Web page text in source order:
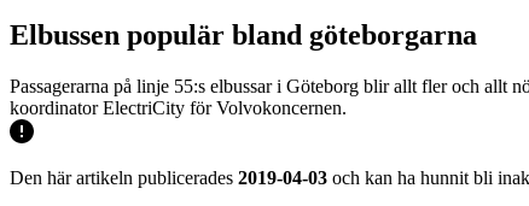
Elbussen populär bland göteborgarna
Passagerarna på linje 55:s elbussar i Göteborg blir allt fler och allt
koordinator ElectriCity för Volvokoncernen.
Den här artikeln publicerades 2019-04-03 och kan ha hunnit bli